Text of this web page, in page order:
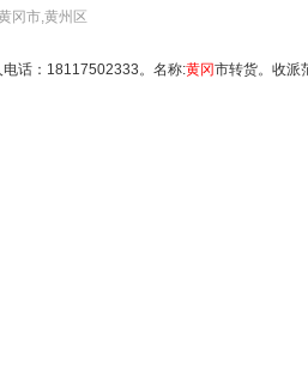
冈市,黄州区
话：18117502333。名称:黄冈市转货。收